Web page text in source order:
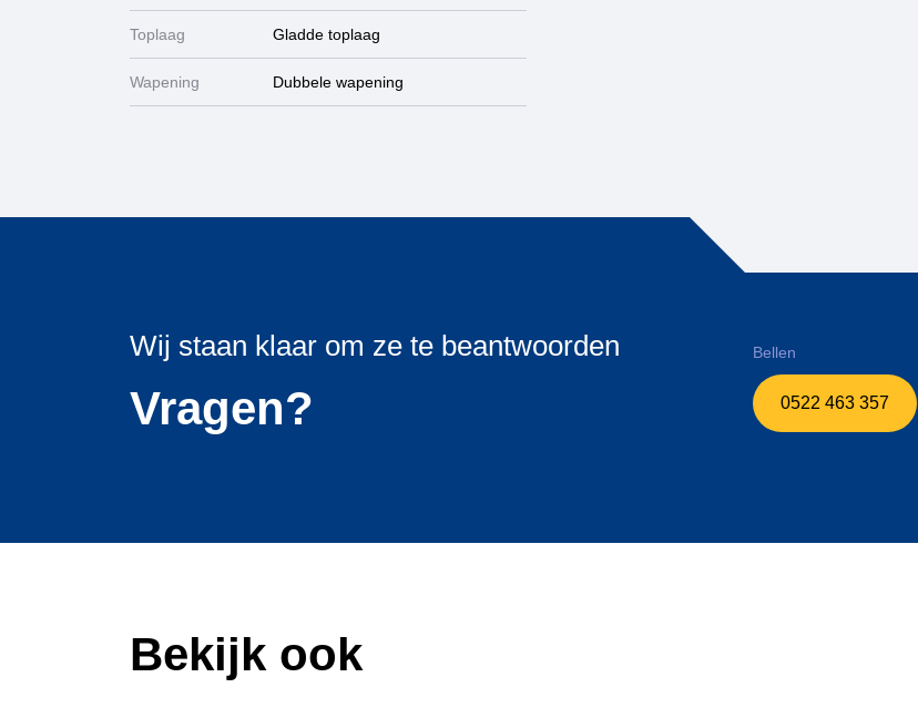
Toplaag Gladde toplaag
Wapening Dubbele wapening
Wij staan klaar om ze te beantwoorden
Vragen?
Bellen
0522 463 357
Bekijk ook